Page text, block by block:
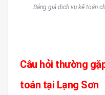
Bảng giá dịch vụ kế toán
Câu hỏi thường
toán tại Lạng Sơn